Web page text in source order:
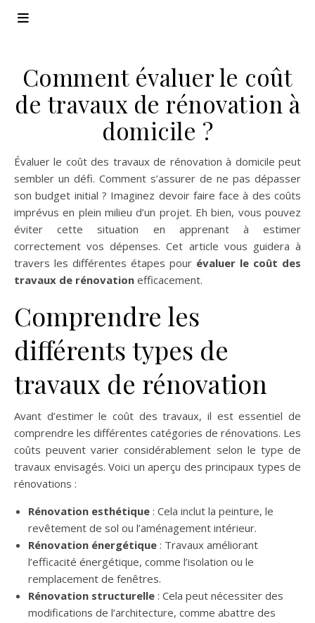
Comment évaluer le coût
de travaux de rénovation à
domicile ?
Évaluer le coût des travaux de rénovation à domicile peut
sembler un défi. Comment s’assurer de ne pas dépasser
son budget initial ? Imaginez devoir faire face à des coûts
imprévus en plein milieu d’un projet. Eh bien, vous pouvez
éviter cette situation en apprenant à estimer
correctement vos dépenses. Cet article vous guidera à
travers les différentes étapes pour évaluer le coût des
travaux de rénovation efficacement.
Comprendre les
différents types de
travaux de rénovation
Avant d’estimer le coût des travaux, il est essentiel de
comprendre les différentes catégories de rénovations. Les
coûts peuvent varier considérablement selon le type de
travaux envisagés. Voici un aperçu des principaux types de
rénovations :
Rénovation esthétique : Cela inclut la peinture, le
revêtement de sol ou l’aménagement intérieur.
Rénovation énergétique : Travaux améliorant
l’efficacité énergétique, comme l’isolation ou le
remplacement de fenêtres.
Rénovation structurelle : Cela peut nécessiter des
modifications de l’architecture, comme abattre des